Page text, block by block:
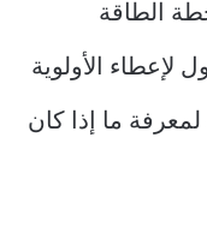
الطاقة
لإعطاء الأولوية
لمعرفة ما إذا كان